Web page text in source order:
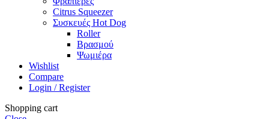
Citrus Squeezer
Συσκευές Hot Dog
Roller
Βρασμού
Ψωμιέρα
Wishlist
Compare
Login / Register
Shopping cart